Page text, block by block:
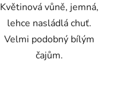
Květinová vůně, jemná,
lehce nasládlá chuť.
Velmi podobný bílým
čajům.